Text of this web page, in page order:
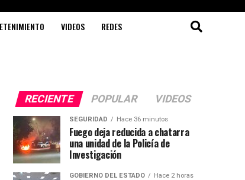
VIDEOS REDES
RECIENTE POPULAR VIDEOS
SEGURIDAD Hace 36 minutos
Fuego deja reducida a chatarra
una unidad de la Policía de
Investigación
GOBIERNO DEL ESTADO Hace 2 horas